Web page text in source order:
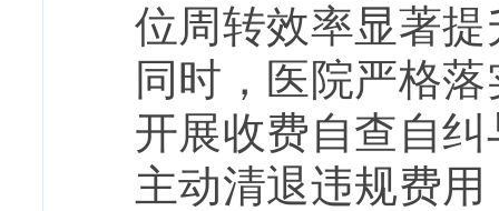
位周转效率显著
同时，医院严格
开展收费自查自
主动清退违规费